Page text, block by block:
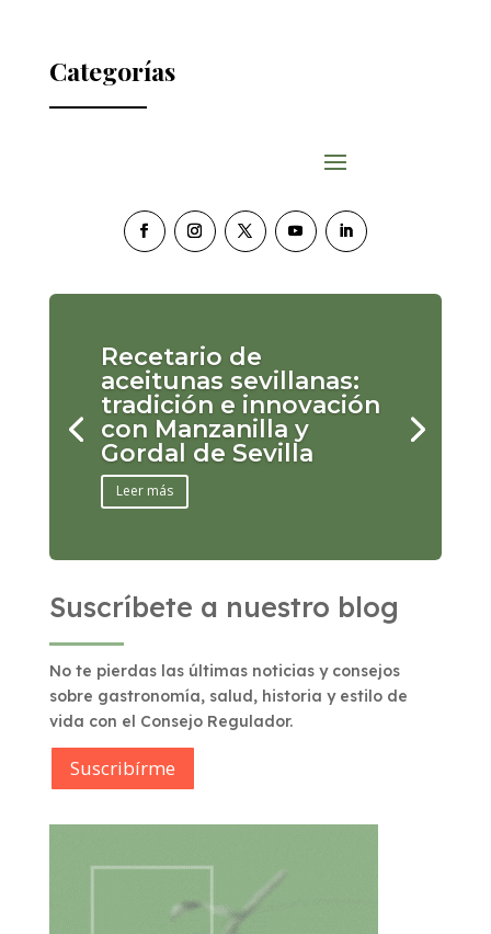
Categorías
Recetario de
aceitunas sevillanas:
tradición e innovación
con Manzanilla y
Gordal de Sevilla
Leer más
Suscríbete a nuestro blog
No te pierdas las últimas noticias y consejos
sobre gastronomía, salud, historia y estilo de
vida con el Consejo Regulador.
Suscribírme